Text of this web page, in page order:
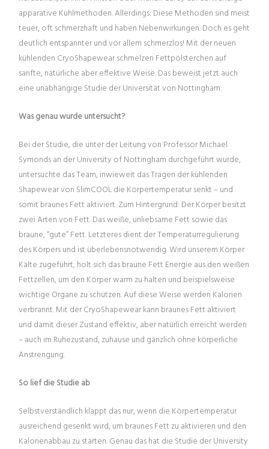
apparative Kühlmethoden. Allerdings: Diese Methoden sind meist
teuer, oft schmerzhaft und haben Nebenwirkungen. Doch es geht
deutlich entspannter und vor allem schmerzlos! Mit der neuen
kühlenden CryoShapewear schmelzen Fettpölsterchen auf
sanfte, natürliche aber effektive Weise. Das beweist jetzt auch
eine unabhängige Studie der Universität von Nottingham.
Was genau wurde untersucht?
Bei der Studie, die unter der Leitung von Professor Michael
Symonds an der University of Nottingham durchgeführt wurde,
untersuchte das Team, inwieweit das Tragen der kühlenden
Shapewear von SlimCOOL die Körpertemperatur senkt – und
somit braunes Fett aktiviert. Zum Hintergrund: Der Körper besitzt
zwei Arten von Fett. Das weiße, unliebsame Fett sowie das
braune, “gute” Fett. Letzteres dient der Temperaturregulierung
des Körpers und ist überlebensnotwendig. Wird unserem Körper
Kälte zugeführt, holt sich das braune Fett Energie aus den weißen
Fettzellen, um den Körper warm zu halten und beispielsweise
wichtige Organe zu schützen. Auf diese Weise werden Kalorien
verbrannt. Mit der CryoShapewear kann braunes Fett aktiviert
und damit dieser Zustand effektiv, aber natürlich erreicht werden
– auch im Ruhezustand, zuhause und gänzlich ohne körperliche
Anstrengung.
So lief die Studie ab
Selbstverständlich klappt das nur, wenn die Körpertemperatur
ausreichend gesenkt wird, um braunes Fett zu aktivieren und den
Kalorienabbau zu starten. Genau das hat die Studie der University